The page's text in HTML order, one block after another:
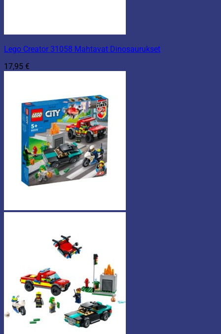
Lego Creator 31058 Mahtavat Dinosaurukset
17,95 €